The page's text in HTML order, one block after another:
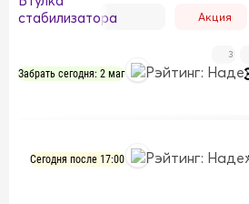
Акция
Забрать сегодня: 2 маг
3
Сегодня после 17:00